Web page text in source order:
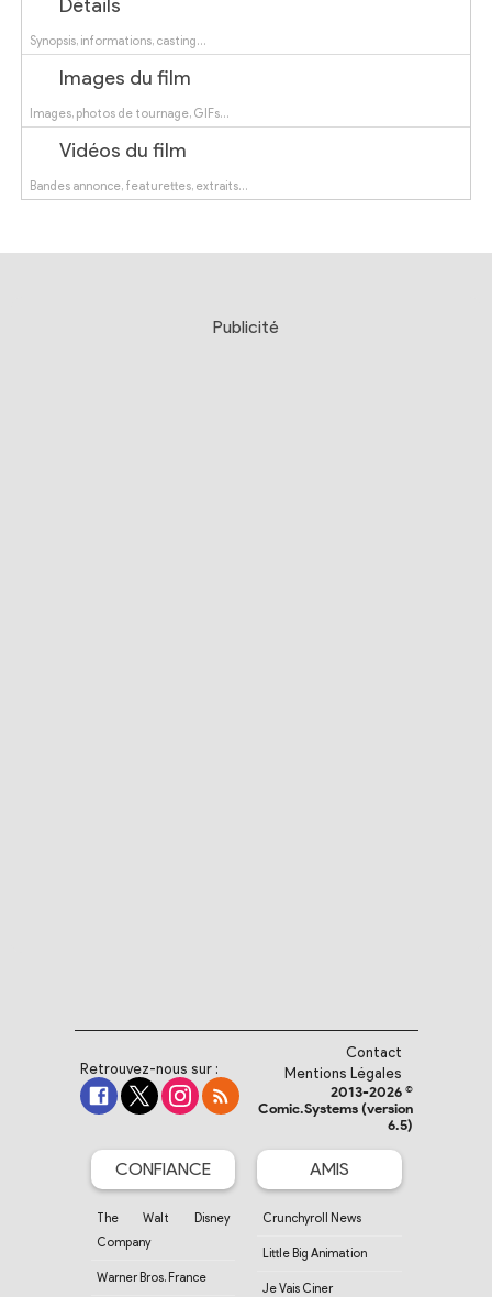
Détails
Synopsis, informations, casting…
Images du film
Images, photos de tournage, GIFs…
Vidéos du film
Bandes annonce, featurettes, extraits…
Publicité
Retrouvez-nous sur :
Contact
Mentions Légales
2013-2026 ©
Comic.Systems (version
6.5)
CONFIANCE
The Walt Disney
Company
Warner Bros. France
AMIS
Crunchyroll News
Little Big Animation
Je Vais Ciner